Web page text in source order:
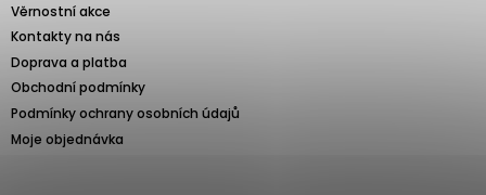
Věrnostní akce
Kontakty na nás
Doprava a platba
Obchodní podmínky
Podmínky ochrany osobních údajů
Moje objednávka